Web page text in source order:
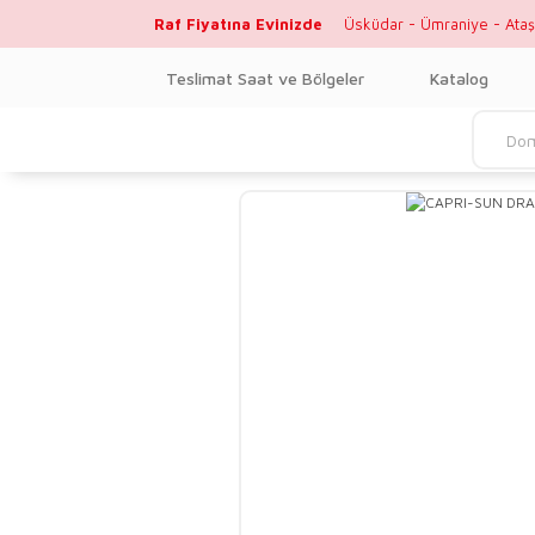
Raf Fiyatına Evinizde Üsküdar - Ümraniye -
Teslimat Saat ve Bölgeler Katalog